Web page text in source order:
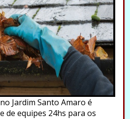
Jardim Santo Amaro é
de equipes 24hs para os